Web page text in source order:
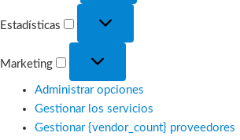
Estadísticas
Marketing
Administrar opciones
Gestionar los servicios
Gestionar {vendor_count} proveedores